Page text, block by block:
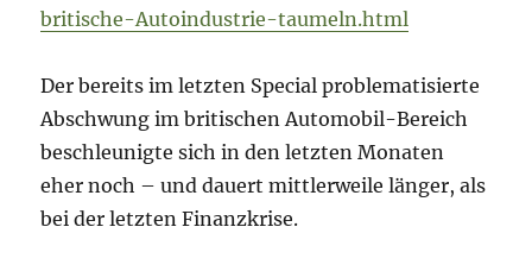
britische-Autoindustrie-taumeln.html
Der bereits im letzten Special problematisierte
Abschwung im britischen Automobil-Bereich
beschleunigte sich in den letzten Monaten
eher noch – und dauert mittlerweile länger, als
bei der letzten Finanzkrise.